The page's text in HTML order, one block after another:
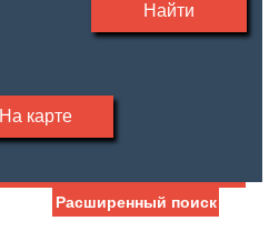
Найти
На карте
С фото
Расширенный поиск